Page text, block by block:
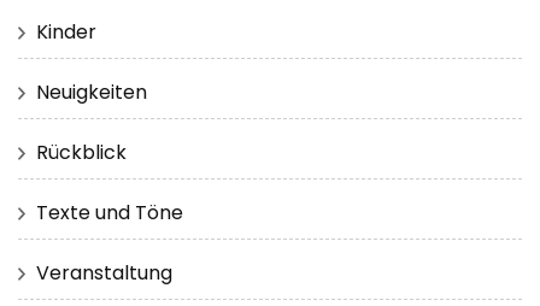
Kinder
Neuigkeiten
Rückblick
Texte und Töne
Veranstaltung